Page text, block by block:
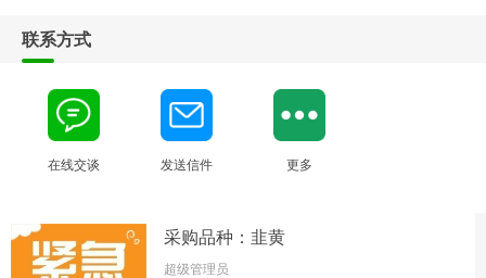
联系方式
在线交谈 发送信件 更多
采购品种：韭黄
超级管理员